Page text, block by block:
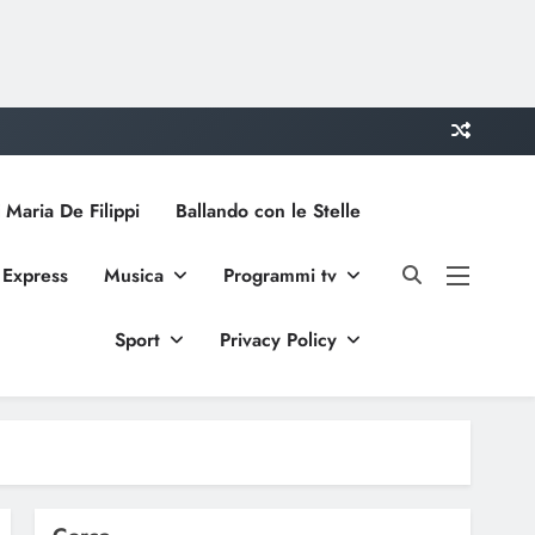
De Filippi Ballando con le Stelle
Musica Programmi tv
Sport Privacy Policy